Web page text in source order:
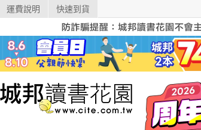
運費說明 快速到貨